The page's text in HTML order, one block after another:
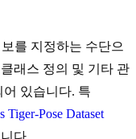
를 지정하는 수단으
래스 정의 및 기타 관
있습니다. 특
Tiger-Pose Dataset
다.